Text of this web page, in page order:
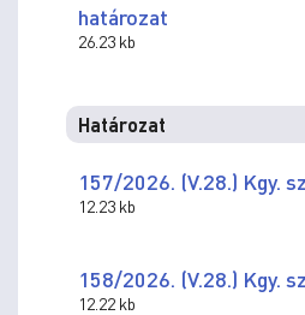
határozat
26.23 kb
Határozat
157/2026. (V.28.) Kgy.
12.23 kb
158/2026. (V.28.) Kgy.
12.22 kb